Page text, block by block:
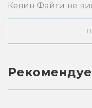
Кевин Файги не